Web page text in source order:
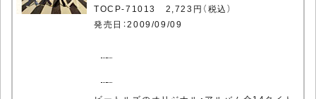
TOCP-71013 2,723円（税込）
発売日：2009/09/09